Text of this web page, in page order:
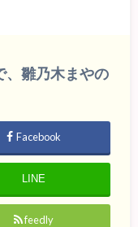
雛乃木まやの
Facebook
LINE
feedly